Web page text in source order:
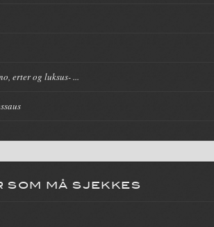
erter og luksus- ...
SOM MÅ SJEKKES